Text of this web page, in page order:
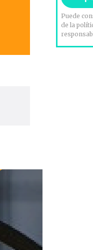
Puede
de la